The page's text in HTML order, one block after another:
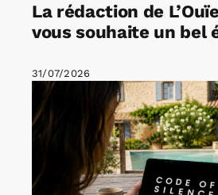
La rédaction de
vous souhaite un bel
31/07/2026